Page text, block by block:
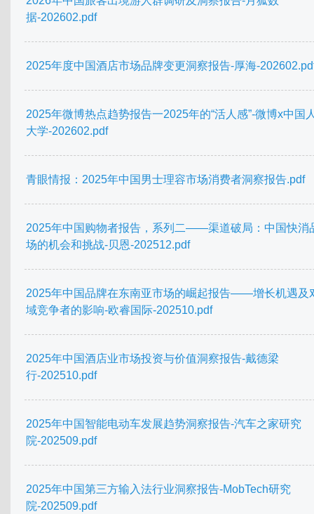
据-202602.pdf
2025年度中国酒店市场品牌变更洞察报告-厚海-
2025年微博热点趋势报告一2025年的“活人感”-微博x中国
大学-202602.pdf
青眼情报：2025年中国男士理容市场消费者洞察报告.pdf
2025年中国购物者报告，系列二——渠道破局：中国快消
场的机会和挑战-贝恩-202512.pdf
2025年中国品牌在东南亚市场的崛起报告——增长机遇及
域竞争者的影响-欧睿国际-202510.pdf
2025年中国酒店业市场投资与价值洞察报告-戴德梁
行-202510.pdf
2025年中国智能电动车发展趋势洞察报告-汽车之家研究
院-202509.pdf
2025年中国第三方输入法行业洞察报告-MobTech研究
院-202509.pdf